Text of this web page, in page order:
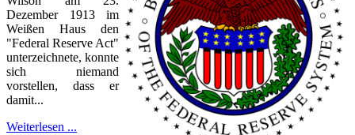
Dezember 1913im
Weißen Haus den
"Federal Reserve Act"
unterzeichnete, konnte
sich niemand
vorstellen, dass er
damit...
Weiterlesen ...